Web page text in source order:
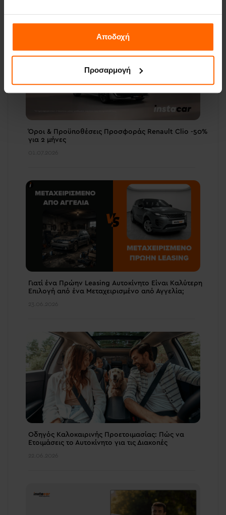
Αποδοχή
Προσαρμογή
Όροι & Προϋποθέσεις Προσφοράς Renault Clio -50%
για 2 μήνες
01.07.2026
Γιατί ένα Πρώην Leasing Αυτοκίνητο Είναι Καλύτερη
Επιλογή από ένα Μεταχειρισμένο από Αγγελία;
23.06.2026
Οδηγός Καλοκαιρινής Προετοιμασίας: Πώς να
Ετοιμάσεις το Αυτοκίνητο για τις Διακοπές
22.06.2026